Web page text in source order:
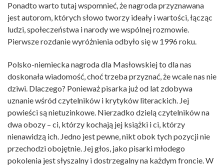
Ponadto warto tutaj wspomnieć, że nagroda przyznawana
jest autorom, których słowo tworzy ideały i wartości, łącząc
ludzi, społeczeństwa i narody we wspólnej rozmowie.
Pierwsze rozdanie wyróżnienia odbyło się w 1996 roku.
Polsko-niemiecka nagroda dla Masłowskiej to dla nas
doskonała wiadomość, choć trzeba przyznać, że wcale nas nie
dziwi. Dlaczego? Ponieważ pisarka już od lat zdobywa
uznanie wśród czytelników i krytyków literackich. Jej
powieści są nietuzinkowe. Nierzadko dzielą czytelników na
dwa obozy – ci, którzy kochają jej książki i ci, którzy
nienawidzą ich. Jedno jest pewne, nikt obok tych pozycji nie
przechodzi obojętnie. Jej głos, jako pisarki młodego
pokolenia jest słyszalny i dostrzegalny na każdym froncie. W